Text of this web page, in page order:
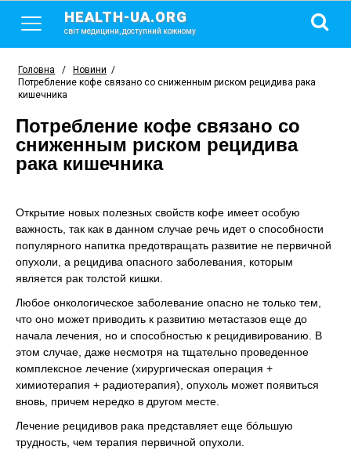
HEALTH-UA.ORG
світ медицини, доступний кожному
Головна / Новини /
Потребление кофе связано со сниженным риском рецидива рака
кишечника
Потребление кофе связано со
сниженным риском рецидива
рака кишечника
Открытие новых полезных свойств кофе имеет особую
важность, так как в данном случае речь идет о способности
популярного напитка предотвращать развитие не первичной
опухоли, а рецидива опасного заболевания, которым
является рак толстой кишки.
Любое онкологическое заболевание опасно не только тем,
что оно может приводить к развитию метастазов еще до
начала лечения, но и способностью к рецидивированию. В
этом случае, даже несмотря на тщательно проведенное
комплексное лечение (хирургическая операция +
химиотерапия + радиотерапия), опухоль может появиться
вновь, причем нередко в другом месте.
Лечение рецидивов рака представляет еще бóльшую
трудность, чем терапия первичной опухоли.